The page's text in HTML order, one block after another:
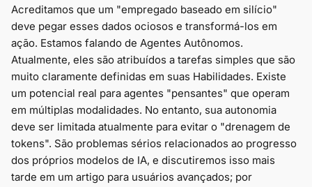
Acreditamos que um "empregado baseado em silício"
deve pegar esses dados ociosos e transformá-los em
ação. Estamos falando de Agentes Autônomos.
Atualmente, eles são atribuídos a tarefas simples que são
muito claramente definidas em suas Habilidades. Existe
um potencial real para agentes "pensantes" que operam
em múltiplas modalidades. No entanto, sua autonomia
deve ser limitada atualmente para evitar o "drenagem de
tokens". São problemas sérios relacionados ao progresso
dos próprios modelos de IA, e discutiremos isso mais
tarde em um artigo para usuários avançados; por